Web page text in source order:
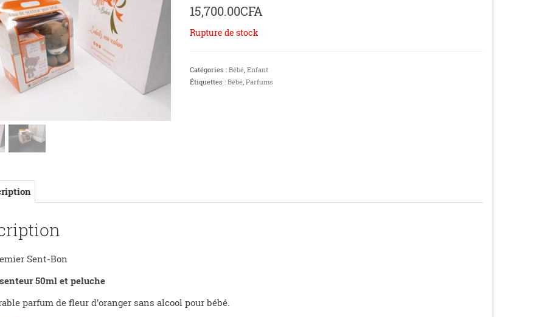
15,700.00CFA
Rupture de stock
Catégories :Bébé ,Enfant
Étiquettes :Bébé ,Parfums
Sent-Bon
50ml et peluche
parfum de fleur d’oranger sans alcool pour bébé.